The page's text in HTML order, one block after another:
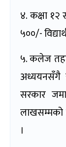
४. कक्षा १२
५००/-
५. कलेज
अध्ययनसँगै
सरकार
लाखसम्मको
।